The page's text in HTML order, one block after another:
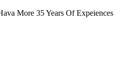
More 35 Years Of Expeiences